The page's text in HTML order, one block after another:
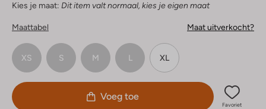
Kies je maat: Dit item valt normaal, kies je eigen maat
Maattabel Maat uitverkocht?
XS S M L XL
Voeg toe
Favoriet